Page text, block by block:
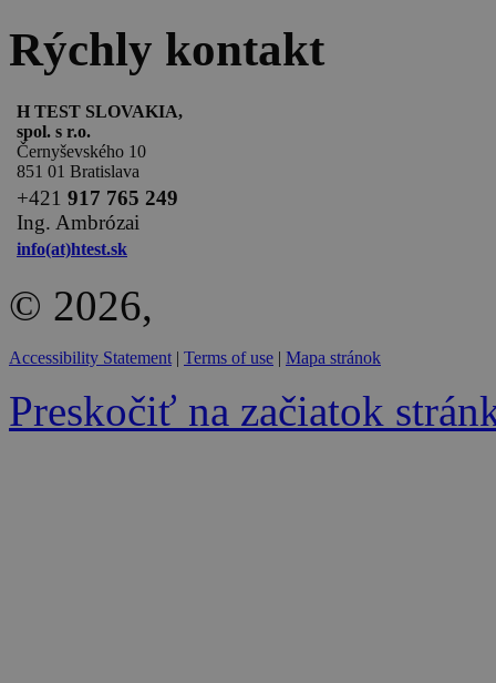
Rýchly kontakt
H TEST SLOVAKIA,
spol. s r.o.
Černyševského 10
851 01 Bratislava
+421 917 765 249
Ing. Ambrózai
info(at)htest.sk
© 2026,
Accessibility Statement | Terms of use | Mapa stránok
Preskočiť na začiatok